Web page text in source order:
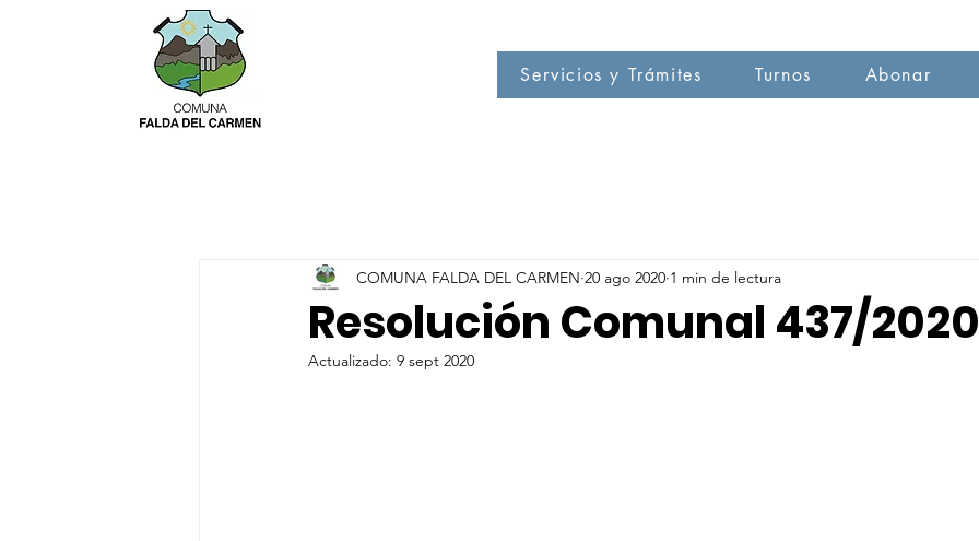
Servicios y Trámites Turnos Abonar
Resolución Comunal 437/2020
COMUNA FALDA DEL CARMEN 20 ago 2020 1 min de lectura
Actualizado: 9 sept 2020